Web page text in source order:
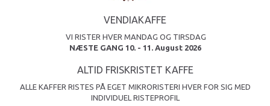
VENDIAKAFFE
VI RISTER HVER MANDAG OG TIRSDAG
NÆSTE GANG 10. - 11. August 2026
ALTID FRISKRISTET KAFFE
ALLE KAFFER RISTES PÅ EGET MIKRORISTERI HVER FOR SIG MED
INDIVIDUEL RISTEPROFIL